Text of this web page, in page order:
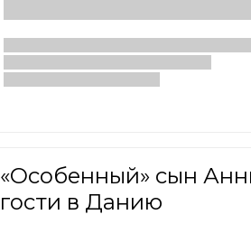
«Особенный» сын
гости в Данию